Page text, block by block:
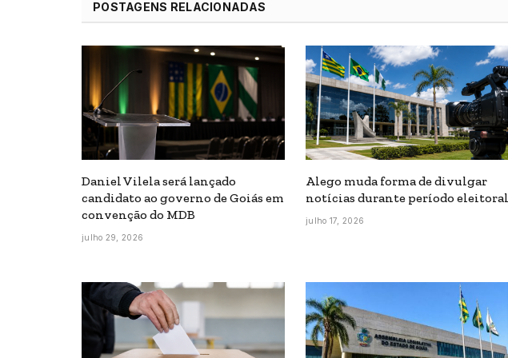
POSTAGENS RELACIONADAS
Daniel Vilela será lançado
candidato ao governo de Goiás em
convenção do MDB
julho 29, 2026
Alego muda forma de divulgar
notícias durante período eleitoral
julho 17, 2026